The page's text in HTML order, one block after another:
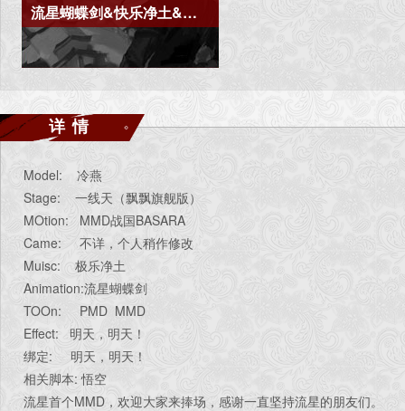
流星蝴蝶剑&快乐净土&冷燕1
详情
Model: 冷燕
Stage: 一线天（飘飘旗舰版）
MOtion: MMD战国BASARA
Came: 不详，个人稍作修改
Muisc: 极乐净土
Animation:流星蝴蝶剑
TOOn: PMD MMD
Effect: 明天，明天！
绑定: 明天，明天！
相关脚本: 悟空
流星首个MMD，欢迎大家来捧场，感谢一直坚持流星的朋友们。